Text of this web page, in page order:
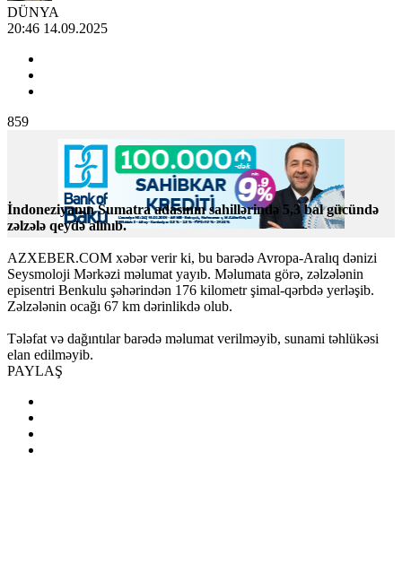
DÜNYA
20:46 14.09.2025
859
İndoneziyanın Sumatra adasının sahillərində 5,3 bal gücündə
zəlzələ qeydə alınıb.
AZXEBER.COM xəbər verir ki, bu barədə Avropa-Aralıq dənizi
Seysmoloji Mərkəzi məlumat yayıb. Məlumata görə, zəlzələnin
episentri Benkulu şəhərindən 176 kilometr şimal-qərbdə yerləşib.
Zəlzələnin ocağı 67 km dərinlikdə olub.
Tələfat və dağıntılar barədə məlumat verilməyib, sunami təhlükəsi
elan edilməyib.
PAYLAŞ